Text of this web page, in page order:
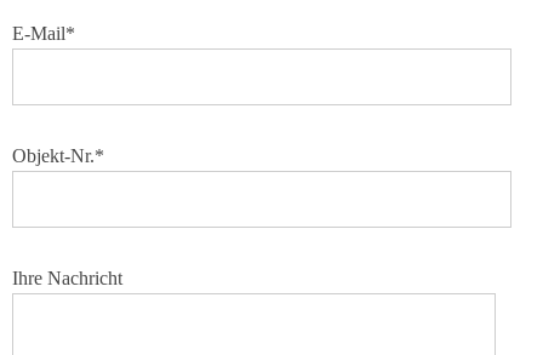
E-Mail*
Objekt-Nr.*
Ihre Nachricht